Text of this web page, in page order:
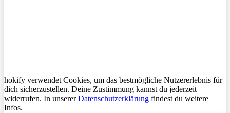
hokify verwendet Cookies, um das bestmögliche Nutzererlebnis für
dich sicherzustellen. Deine Zustimmung kannst du jederzeit
widerrufen. In unsererDatenschutzerklärung findest du weitere
Infos.